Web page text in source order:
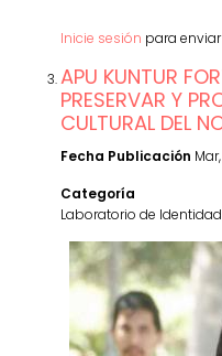
Inicie sesión para
APU KUNTUR
PRESERVAR Y
CULTURAL DEL
Fecha Publicación
Categoría
Laboratorio de